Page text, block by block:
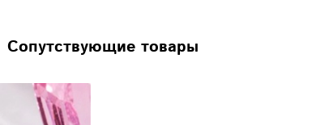
Сопутствующие товары